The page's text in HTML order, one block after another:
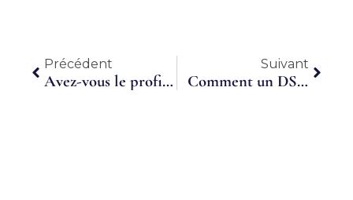
Précédent
Précédent
Avez-vous le profil pour travailler à temps partagé ?
Suivant
Comment un DSI en Temps Partagé a accompagné l’AMRAE dans l’évolution et la maîtrise de son Système d’Information ?